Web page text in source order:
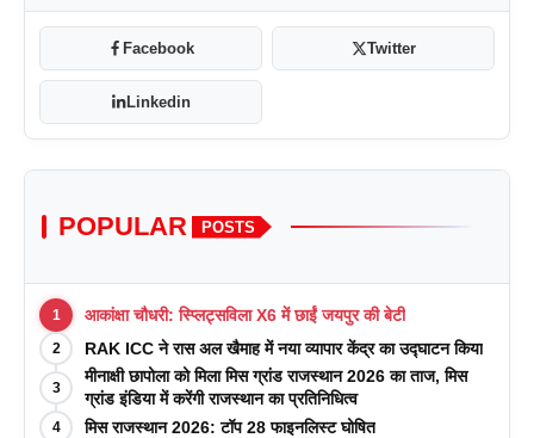
Facebook Twitter
Linkedin
POPULAR POSTS
1 आकांक्षा चौधरी: स्प्लिट्सविला X6 में छाईं जयपुर की बेटी
2 RAK ICC ने रास अल खैमाह में नया व्यापार केंद्र का उद्घाटन किया
3
मीनाक्षी छापोला को मिला मिस ग्रांड राजस्थान 2026 का ताज, मिस
ग्रांड इंडिया में करेंगी राजस्थान का प्रतिनिधित्व
4 मिस राजस्थान 2026: टॉप 28 फाइनलिस्ट घोषित